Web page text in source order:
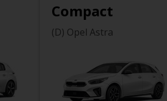
Compact
(D) Opel Astra